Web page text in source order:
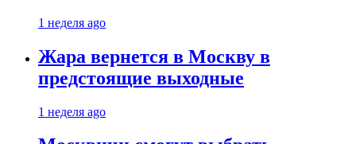
1 неделя ago
Жара вернется в Москву в
предстоящие выходные
1 неделя ago